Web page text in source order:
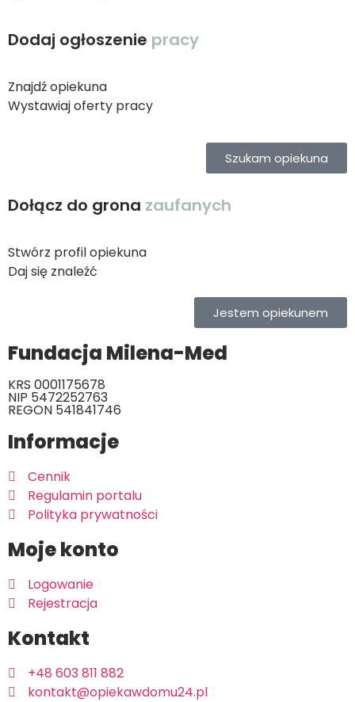
Dodaj ogłoszenie pracy
Znajdź opiekuna
Wystawiaj oferty pracy
Szukam opiekuna
Dołącz do grona zaufanych
Stwórz profil opiekuna
Daj się znaleźć
Jestem opiekunem
Fundacja Milena-Med
KRS 0001175678
NIP 5472252763
REGON 541841746
Informacje
Cennik
Regulamin portalu
Polityka prywatności
Moje konto
Logowanie
Rejestracja
Kontakt
+48 603 811 882
kontakt@opiekawdomu24.pl